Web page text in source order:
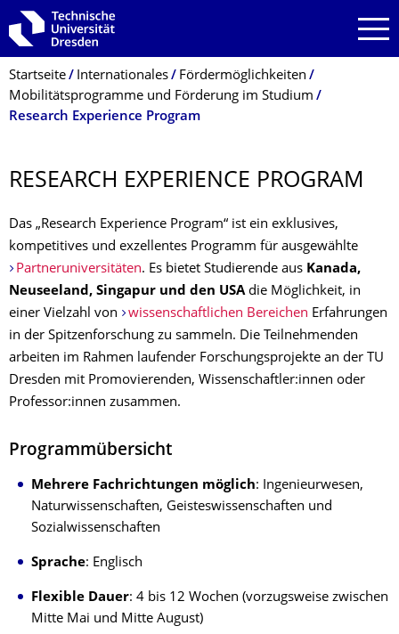
Zur Hauptnavigation springen
Zur Suche springen
Zum Inhalt springen
Breadcrumb-Menü
Startseite Internationales
Fördermöglichkeiten
Mobilitätsprogramme und Förderung im Studium
Research Experience Program
RESEARCH EXPERIENCE PROGRAM
Das „Research Experience Program“ ist ein exklusives,
kompetitives und exzellentes Programm für ausgewählte
Partneruniversitäten. Es bietet Studierende aus Kanada,
Neuseeland, Singapur und den USAdie Möglichkeit, in
einer Vielzahl von
wissenschaftlichen Bereichen Erfahrungen
in der Spitzenforschung zu sammeln. Die Teilnehmenden
arbeiten im Rahmen laufender Forschungsprojekte an der TU
Dresden mit Promovierenden, Wissenschaftler:innen oder
Professor:innen zusammen.
Programmübersicht
Mehrere Fachrichtungen möglich: Ingenieurwesen,
Naturwissenschaften, Geisteswissenschaften und
Sozialwissenschaften
Sprache: Englisch
Flexible Dauer: 4 bis 12 Wochen (vorzugsweise zwischen
Mitte Mai und Mitte August)